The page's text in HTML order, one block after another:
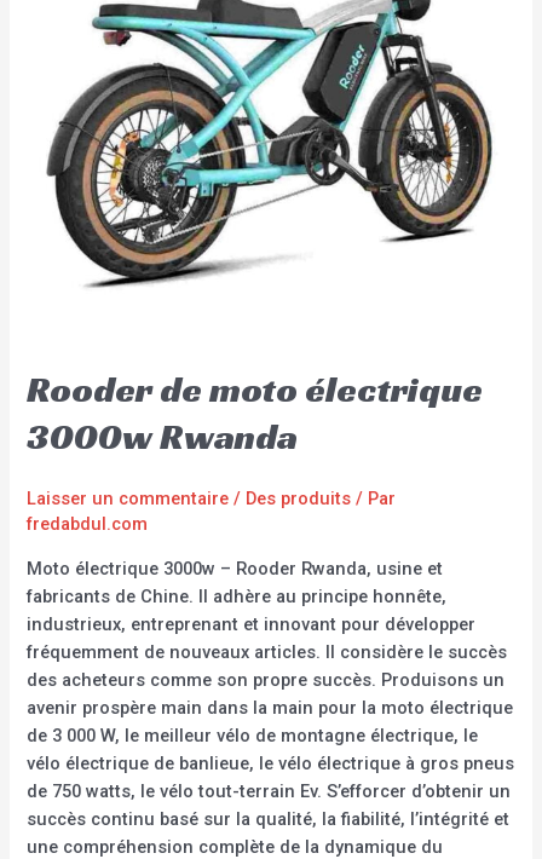
Rooder de moto électrique
3000w Rwanda
Laisser un commentaire / Des produits / Par
fredabdul.com
Moto électrique 3000w – Rooder Rwanda, usine et
fabricants de Chine. Il adhère au principe honnête,
industrieux, entreprenant et innovant pour développer
fréquemment de nouveaux articles. Il considère le succès
des acheteurs comme son propre succès. Produisons un
avenir prospère main dans la main pour la moto électrique
de 3 000 W, le meilleur vélo de montagne électrique, le
vélo électrique de banlieue, le vélo électrique à gros pneus
de 750 watts, le vélo tout-terrain Ev. S’efforcer d’obtenir un
succès continu basé sur la qualité, la fiabilité, l’intégrité et
une compréhension complète de la dynamique du